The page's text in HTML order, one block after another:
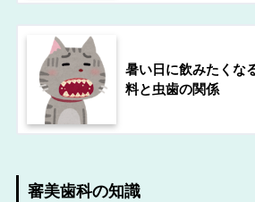
暑い日に飲みたくな
料と虫歯の関係
審美歯科の知識